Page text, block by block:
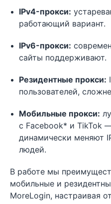
IPv4-прокси:
работающий вариант.
IPv6-прокси:
сайты поддерживают.
Резидентные прокси:
пользователей,
Мобильные прокси:
с Facebook* и TikTok
динамически меняют
людей.
В работе мы
мобильные и
MoreLogin, настраивая